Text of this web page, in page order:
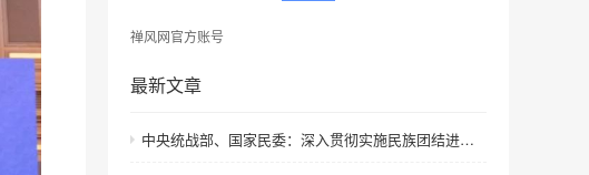
禅风网官方账号
最新文章
中央统战部、国家民委：深入贯彻实施民族团结进步促进法 进一步增强中华民族凝聚力向心力